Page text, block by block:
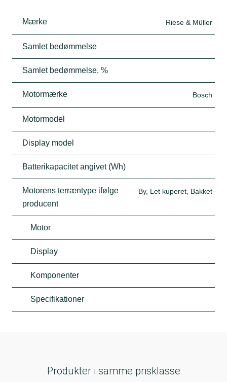
Mærke Riese & Müller
Samlet bedømmelse
Samlet bedømmelse, %
Motormærke Bosch
Motormodel
Display model
Batterikapacitet angivet (Wh)
Motorens terræntype ifølge
producent
By, Let kuperet, Bakket
Motor
Display
Komponenter
Specifikationer
Produkter i samme prisklasse